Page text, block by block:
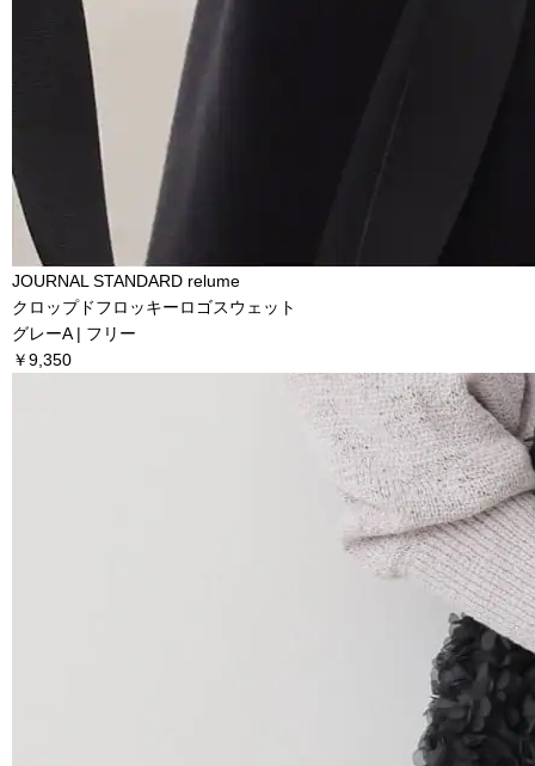
JOURNAL STANDARD relume
クロップドフロッキーロゴスウェット
グレーA | フリー
￥9,350